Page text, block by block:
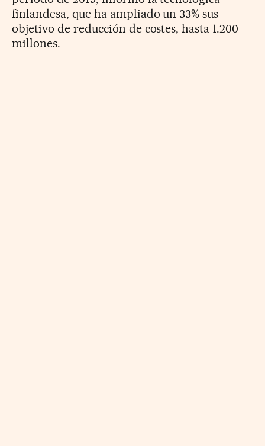
finlandesa, que ha ampliado un 33% sus
objetivo de reducción de costes, hasta 1.200
millones.